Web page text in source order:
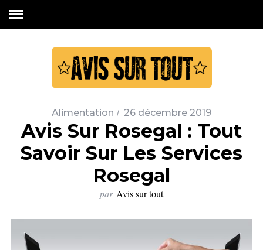
Alimentation 26 décembre 2019
Avis Sur Rosegal : Tout
Savoir Sur Les Services
Rosegal
par Avis sur tout